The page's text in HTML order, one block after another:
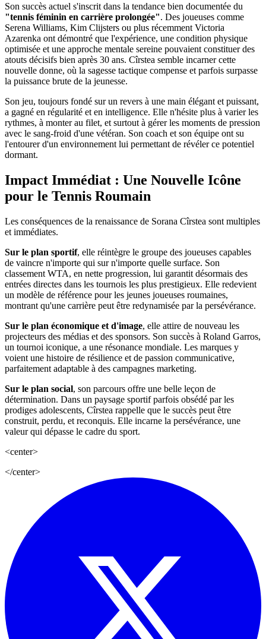
Son succès actuel s'inscrit dans la tendance bien documentée du
"tennis féminin en carrière prolongée". Des joueuses comme
Serena Williams, Kim Clijsters ou plus récemment Victoria
Azarenka ont démontré que l'expérience, une condition physique
optimisée et une approche mentale sereine pouvaient constituer des
atouts décisifs bien après 30 ans. Cîrstea semble incarner cette
nouvelle donne, où la sagesse tactique compense et parfois surpasse
la puissance brute de la jeunesse.
Son jeu, toujours fondé sur un revers à une main élégant et puissant,
a gagné en régularité et en intelligence. Elle n'hésite plus à varier les
rythmes, à monter au filet, et surtout à gérer les moments de pression
avec le sang-froid d'une vétéran. Son coach et son équipe ont su
l'entourer d'un environnement lui permettant de révéler ce potentiel
dormant.
Impact Immédiat : Une Nouvelle Icône
pour le Tennis Roumain
Les conséquences de la renaissance de Sorana Cîrstea sont multiples
et immédiates.
Sur le plan sportif, elle réintègre le groupe des joueuses capables
de vaincre n'importe qui sur n'importe quelle surface. Son
classement WTA, en nette progression, lui garantit désormais des
entrées directes dans les tournois les plus prestigieux. Elle redevient
un modèle de référence pour les jeunes joueuses roumaines,
montrant qu'une carrière peut être redynamisée par la persévérance.
Sur le plan économique et d'image, elle attire de nouveau les
projecteurs des médias et des sponsors. Son succès à Roland Garros,
un tournoi iconique, a une résonance mondiale. Les marques y
voient une histoire de résilience et de passion communicative,
parfaitement adaptable à des campagnes marketing.
Sur le plan social, son parcours offre une belle leçon de
détermination. Dans un paysage sportif parfois obsédé par les
prodiges adolescents, Cîrstea rappelle que le succès peut être
construit, perdu, et reconquis. Elle incarne la persévérance, une
valeur qui dépasse le cadre du sport.
<center>
</center>